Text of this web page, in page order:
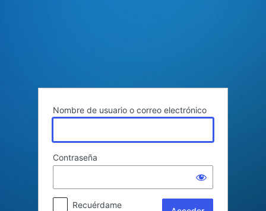
Nombre de usuario o correo electrónico
Contraseña
Recuérdame